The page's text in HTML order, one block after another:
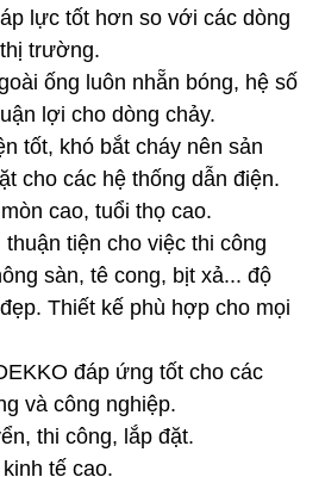
lực tốt hơn so với các dòng
trường.
ống luôn nhẵn bóng, hệ số
lợi cho dòng chảy.
tốt, khó bắt cháy nên sản
cho các hệ thống dẫn điện.
cao, tuổi thọ cao.
tiện cho việc thi công
sàn, tê cong, bịt xả... độ
Thiết kế phù hợp cho mọi
đáp ứng tốt cho các
và công nghiệp.
thi công, lắp đặt.
tế cao.